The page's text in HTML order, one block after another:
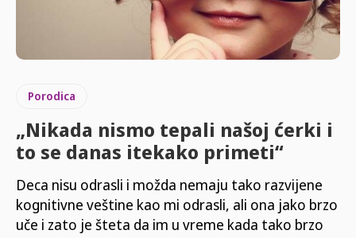
Porodica
„Nikada nismo tepali našoj ćerki i
to se danas itekako primeti“
Deca nisu odrasli i možda nemaju tako razvijene
kognitivne veštine kao mi odrasli, ali ona jako brzo
uče i zato je šteta da im u vreme kada tako brzo